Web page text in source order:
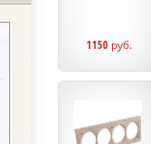
1150 руб.